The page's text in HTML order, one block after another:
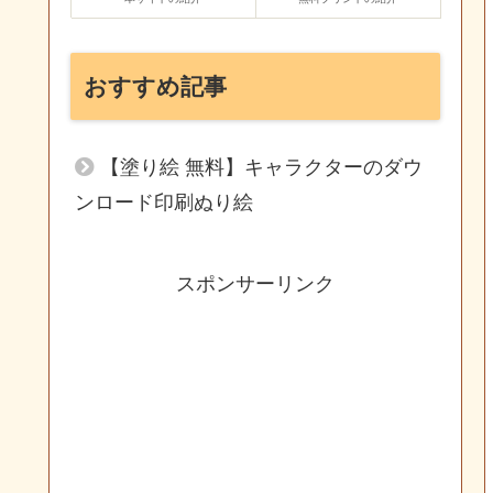
おすすめ記事
【塗り絵 無料】キャラクターのダウ
ンロード印刷ぬり絵
スポンサーリンク